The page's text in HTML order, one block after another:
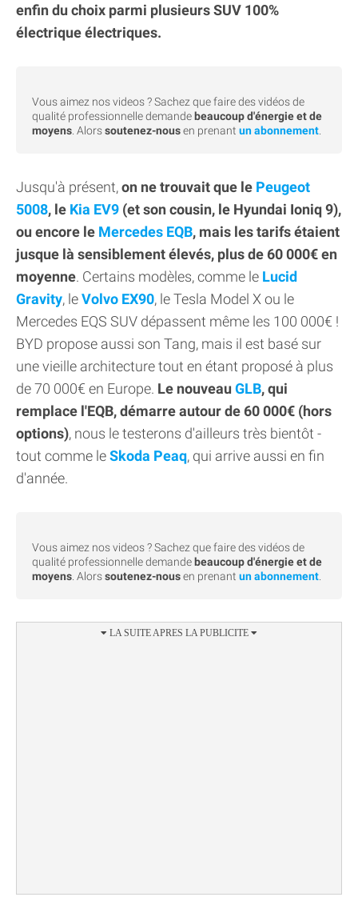
enfin du choix parmi plusieurs SUV 100%
électrique électriques.
Vous aimez nos videos ? Sachez que faire des vidéos de
qualité professionnelle demande beaucoup d'énergie et de
moyens . Alorssoutenez-nousen prenant un abonnement
Jusqu'à présent,on ne trouvait que le Peugeot
5008, le Kia EV9 (et son cousin, le Hyundai Ioniq 9),
ou encore le Mercedes EQB, mais les tarifs étaient
jusque là sensiblement élevés, plus de 60 000€ en
moyenne. Certains modèles, comme le Lucid
Gravity, leVolvo EX90, le Tesla Model X ou le
Mercedes EQS SUV dépassent même les 100 000€ !
BYD propose aussi son Tang, mais il est basé sur
une vieille architecture tout en étant proposé à plus
de 70 000€ en Europe. Le nouveau GLB, qui
remplace l'EQB, démarre autour de 60 000€ (hors
options), nous le testerons d'ailleurs très bientôt -
tout comme leSkoda Peaq, qui arrive aussi en fin
d'année.
Vous aimez nos videos ? Sachez que faire des vidéos de
qualité professionnelle demande beaucoup d'énergie et de
moyens . Alorssoutenez-nousen prenant un abonnement